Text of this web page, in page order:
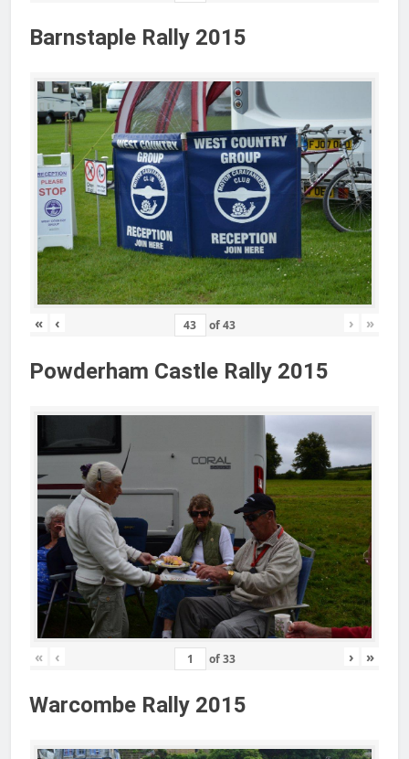
Barnstaple Rally 2015
« ‹ of43 › »
Powderham Castle Rally 2015
« ‹ of33 › »
Warcombe Rally 2015